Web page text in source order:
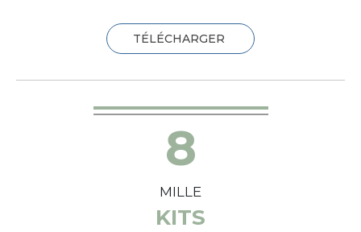
TÉLÉCHARGER
8
MILLE
KITS